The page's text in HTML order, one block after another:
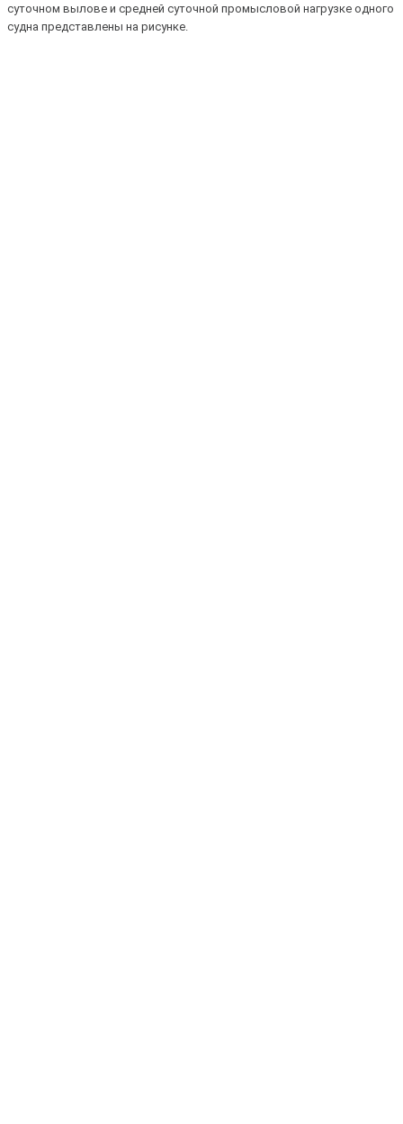
суточном вылове и средней суточной промысловой нагрузке одного
судна представлены на рисунке.